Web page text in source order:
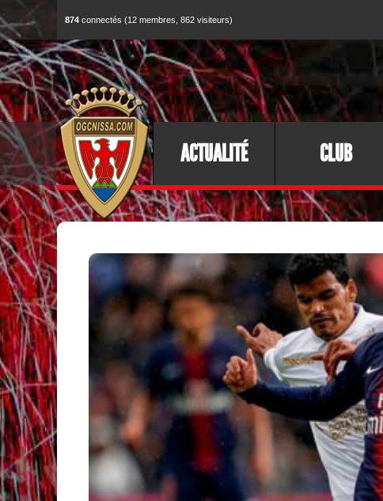
874 connectés (12 membres, 862 visiteurs)
ACTUALITÉ CLUB